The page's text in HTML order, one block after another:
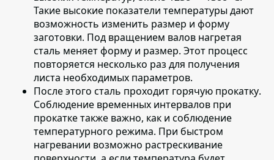
Такие высокие показатели температуры дают
возможность изменить размер и форму
заготовки. Под вращением валов нагретая
сталь меняет форму и размер. Этот процесс
повторяется несколько раз для получения
листа необходимых параметров.
После этого сталь проходит горячую прокатку.
Соблюдение временных интервалов при
прокатке также важно, как и соблюдение
температурного режима. При быстром
нагревании возможно растрескивание